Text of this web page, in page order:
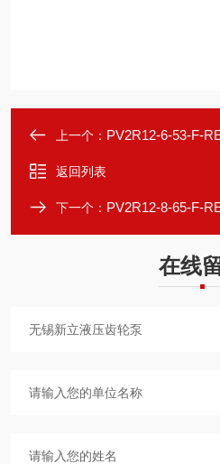
上一个： PV2R12-6-53-F-
返回列表
下一个： PV2R12-8-65-F-
在线